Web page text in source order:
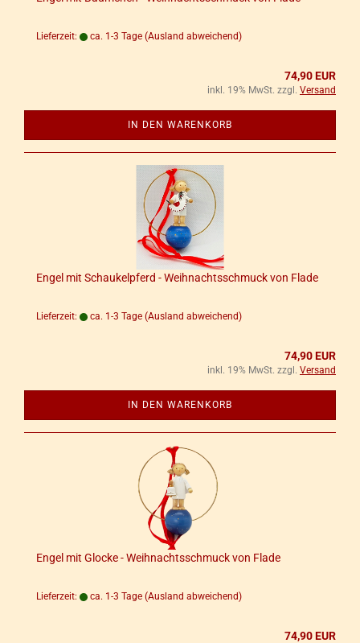
Lieferzeit: ca. 1-3 Tage (Ausland abweichend)
74,90 EUR
inkl. 19% MwSt. zzgl. Versand
IN DEN WARENKORB
Engel mit Schau­kel­pferd - Weih­nachts­schmuck von Flade
Lieferzeit: ca. 1-3 Tage (Ausland abweichend)
74,90 EUR
inkl. 19% MwSt. zzgl. Versand
IN DEN WARENKORB
Engel mit Glo­cke - Weih­nachts­schmuck von Flade
Lieferzeit: ca. 1-3 Tage (Ausland abweichend)
74,90 EUR